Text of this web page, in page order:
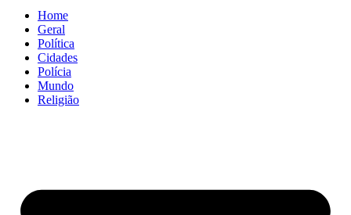
Home
Geral
Política
Cidades
Polícia
Mundo
Religião